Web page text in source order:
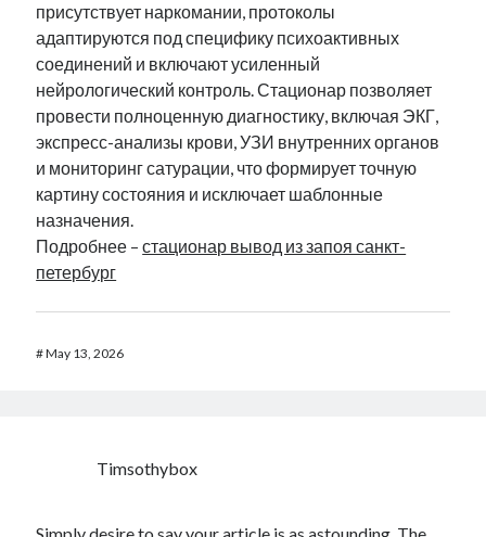
присутствует наркомании, протоколы
адаптируются под специфику психоактивных
соединений и включают усиленный
нейрологический контроль. Стационар позволяет
провести полноценную диагностику, включая ЭКГ,
экспресс-анализы крови, УЗИ внутренних органов
и мониторинг сатурации, что формирует точную
картину состояния и исключает шаблонные
назначения.
Подробнее –стационар вывод из запоя санкт-
петербург
#May 13, 2026
Timsothybox